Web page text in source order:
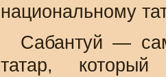
национальному
Сабантуй —
татар,